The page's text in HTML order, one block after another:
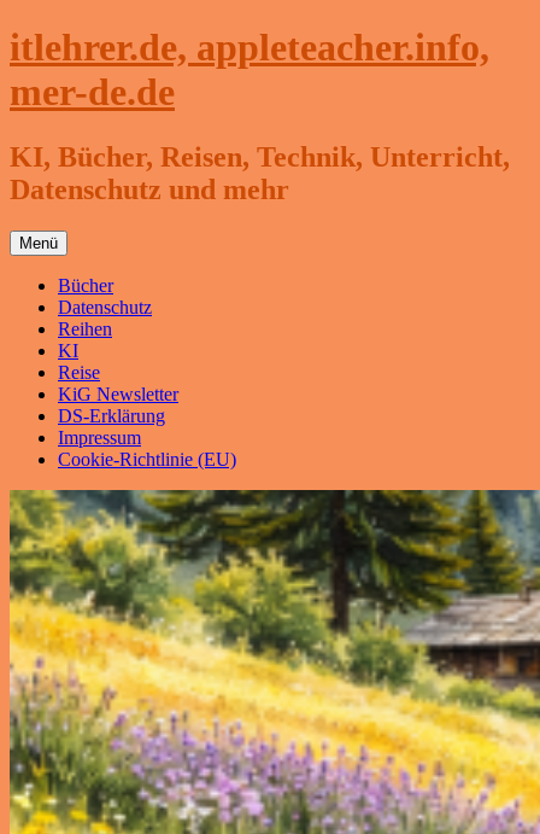
Zum
Inhalt
itlehrer.de, appleteacher.info,
mer-de.de
KI, Bücher, Reisen, Technik, Unterricht,
Datenschutz und mehr
Menü
Bücher
Datenschutz
Reihen
KI
Reise
KiG Newsletter
DS-Erklärung
Impressum
Cookie-Richtlinie (EU)